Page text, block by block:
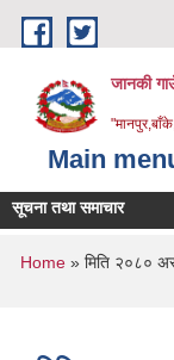
Skip to main content
जानकी
Main
सूचना तथा समाचार
You are
Home » मिति २०८०